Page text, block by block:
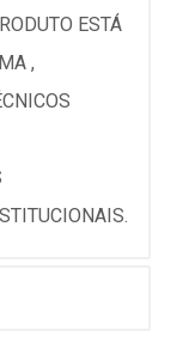
ESTÁ
,